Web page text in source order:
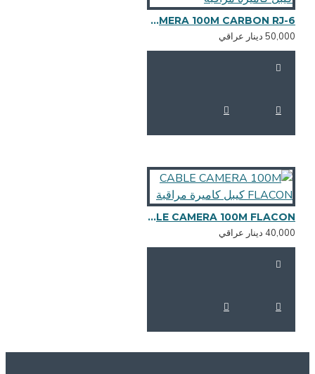
CABLE CAMERA 100M CARBON RJ-6 نحاس 100% كيبل كاميرة مراقبة
دينار عراقي
CABLE CAMERA 100M FLACON كيبل كاميرة مراقبة
دينار عراقي